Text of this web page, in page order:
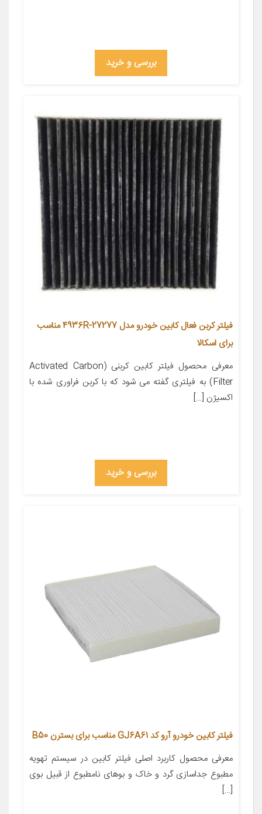
بررسی و خرید
فیلتر کربن فعال کابین خودرو مدل 27277-4936R مناسب
برای اسکالا
معرفی محصول فیلتر کابین کربنی (Activated Carbon
Filter) به فیلتری گفته می شود که با کربن فراوری شده با
اکسیژن […]
بررسی و خرید
فیلتر کابین خودرو آرو کد GJ6A61 مناسب برای بسترن B50
معرفی محصول کاربرد اصلی فیلتر کابین در سیستم تهویه
مطبوع جداسازی گرد و خاک و بوهای نامطبوع از قبیل بوی
[…]